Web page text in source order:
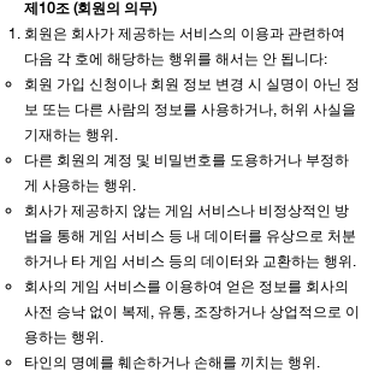
제10조 (회원의 의무)
회원은 회사가 제공하는 서비스의 이용과 관련하여
다음 각 호에 해당하는 행위를 해서는 안 됩니다:
회원 가입 신청이나 회원 정보 변경 시 실명이 아닌 정
보 또는 다른 사람의 정보를 사용하거나, 허위 사실을
기재하는 행위.
다른 회원의 계정 및 비밀번호를 도용하거나 부정하
게 사용하는 행위.
회사가 제공하지 않는 게임 서비스나 비정상적인 방
법을 통해 게임 서비스 등 내 데이터를 유상으로 처분
하거나 타 게임 서비스 등의 데이터와 교환하는 행위.
회사의 게임 서비스를 이용하여 얻은 정보를 회사의
사전 승낙 없이 복제, 유통, 조장하거나 상업적으로 이
용하는 행위.
타인의 명예를 훼손하거나 손해를 끼치는 행위.